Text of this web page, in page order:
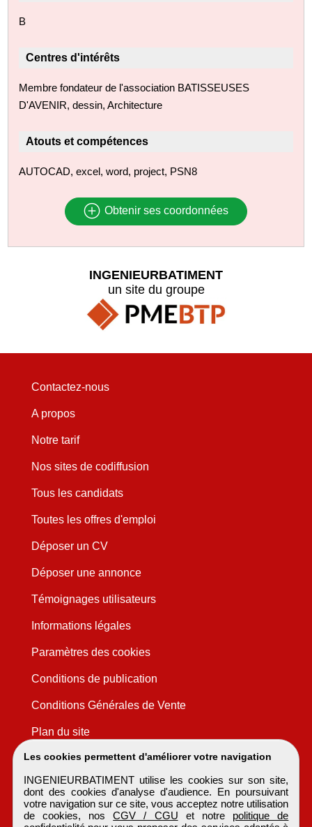
B
Centres d'intérêts
Membre fondateur de l'association BATISSEUSES
D'AVENIR, dessin, Architecture
Atouts et compétences
AUTOCAD, excel, word, project, PSN8
Obtenir ses coordonnées
Les cookies permettent d'améliorer votre navigation
INGENIEURBATIMENT utilise les cookies sur son site,
dont des cookies d'analyse d'audience. En poursuivant
votre navigation sur ce site, vous acceptez notre utilisation
de cookies, nosCGV / CGU et notre politique de
INGENIEURBATIMENT
un site du groupe
Contactez-nous
A propos
Notre tarif
Nos sites de codiffusion
Tous les candidats
Toutes les offres d'emploi
Déposer un CV
Déposer une annonce
Témoignages utilisateurs
Informations légales
Paramètres des cookies
Conditions de publication
Conditions Générales de Vente
Plan du site